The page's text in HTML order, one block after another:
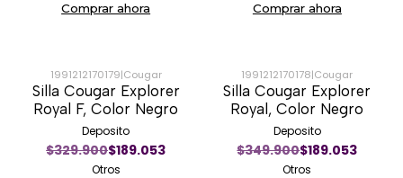
Comprar ahora Comprar ahora
-41%
1991212170179|Cougar
Silla Cougar Explorer
Royal F, Color Negro
Deposito
$329.900$189.053
Otros
-44%
1991212170178|Cougar
Silla Cougar Explorer
Royal, Color Negro
Deposito
$349.900$189.053
Otros